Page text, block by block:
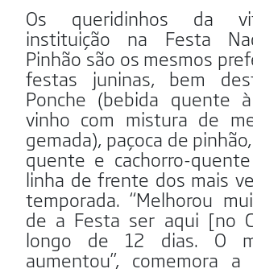
Os queridinhos da
instituição na Festa
Pinhão são os mesmos
festas juninas, bem
Ponche (bebida quente
vinho com mistura de
gemada), paçoca de
quente e cachorro-
linha de frente dos mais
temporada. “Melhorou
de a Festa ser aqui [no
longo de 12 dias. O
aumentou”, comemora a